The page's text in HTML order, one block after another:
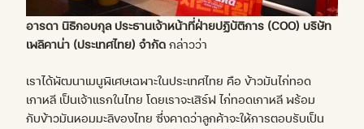
อารดา นิธิกอบกุล ประธานเจ้าหน้าที่ฝ่ายปฏิบัติการ (COO) บริษัท
เพลิคาน่า (ประเทศไทย)จำกัด กล่าวว่า
เราได้พัฒนาเมนูพิเศษเฉพาะในประเทศไทย คือ ข้าวมันไก่ทอด
เกาหลี เป็นเจ้าแรกในไทย โดยเราจะเสิร์ฟ ไก่ทอดเกาหลี พร้อม
กับข้าวมันหอมมะลิของไทย ซึ่งคาดว่าลูกค้าจะให้การตอบรับเป็น